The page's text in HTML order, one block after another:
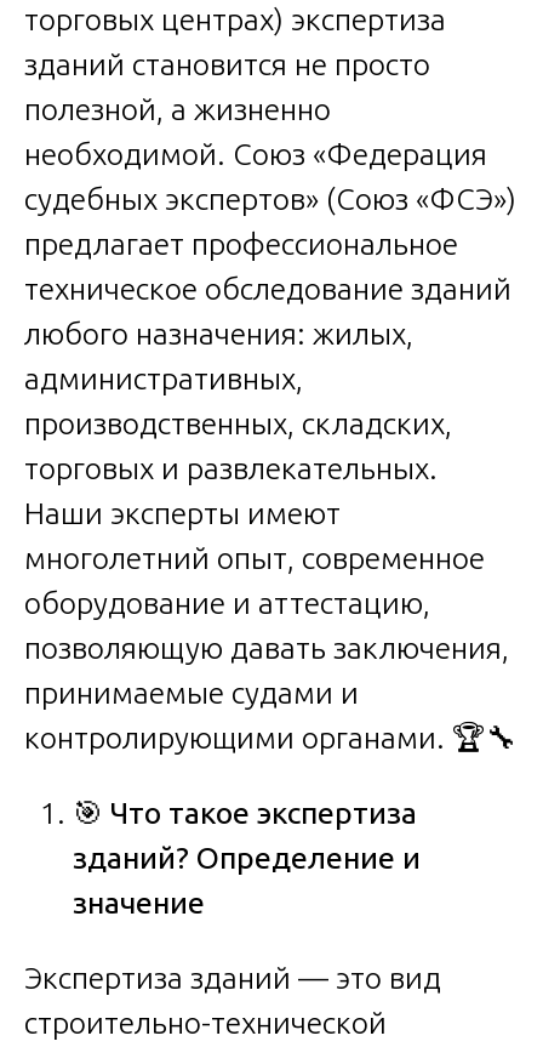
торговых центрах) экспертиза
зданий становится не просто
полезной, а жизненно
необходимой. Союз «Федерация
судебных экспертов» (Союз «ФСЭ»)
предлагает профессиональное
техническое обследование зданий
любого назначения: жилых,
административных,
производственных, складских,
торговых и развлекательных.
Наши эксперты имеют
многолетний опыт, современное
оборудование и аттестацию,
позволяющую давать заключения,
принимаемые судами и
контролирующими органами. 🏆🔧
🎯 Что такое экспертиза
зданий? Определение и
значение
Экспертиза зданий — это вид
строительно-технической